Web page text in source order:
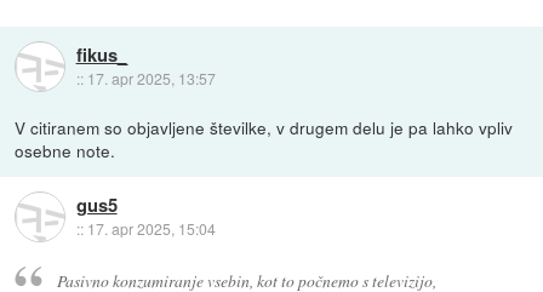
fikus_
:: 17. apr 2025, 13:57
V citiranem so objavljene številke, v drugem delu je pa lahko vpliv
osebne note.
gus5
:: 17. apr 2025, 15:04
Pasivno konzumiranje vsebin, kot to počnemo s televizijo,